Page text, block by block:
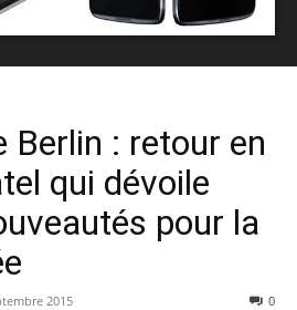
Berlin : retour en
qui dévoile
pour la
2015 0